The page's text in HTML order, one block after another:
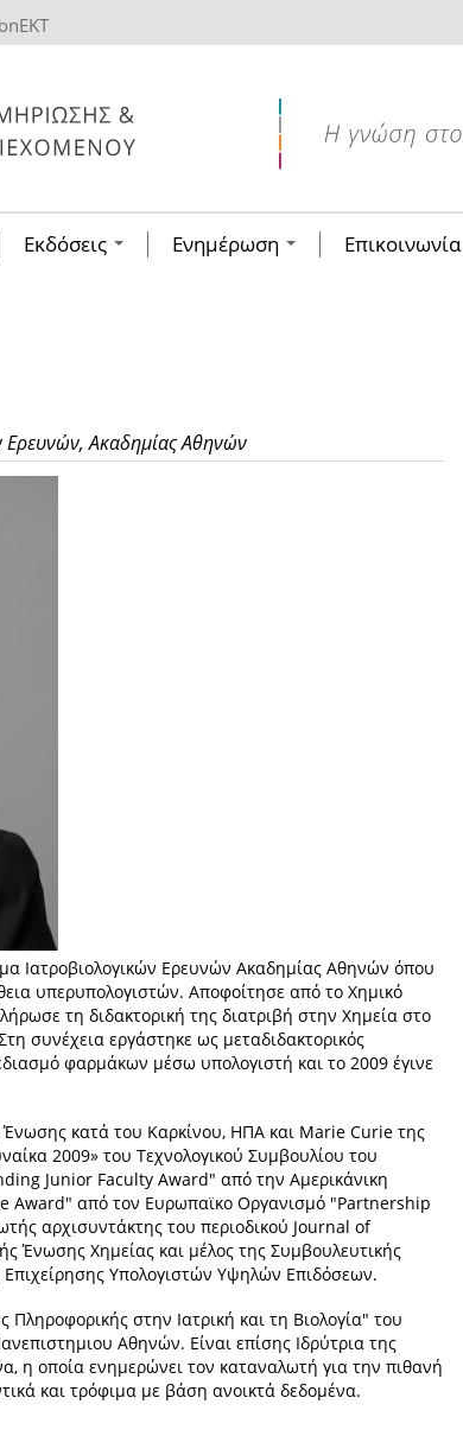
Εκδόσεις Ενημέρωση Επικοινωνία
Ερευνών, Ακαδημίας Αθηνών
Ιατροβιολογικών Ερευνών Ακαδημίας Αθηνών όπου
υπερυπολογιστών. Αποφοίτησε από το Χημικό
τη διδακτορική της διατριβή στην Χημεία στο
συνέχεια εργάστηκε ως μεταδιδακτορικός
φαρμάκων μέσω υπολογιστή και το 2009 έγινε
Ένωσης κατά του Καρκίνου, ΗΠΑ και Marie Curie της
2009» του Τεχνολογικού Συμβουλίου του
Junior Faculty Award" από την Αμερικάνικη
Award" από τον Ευρωπαϊκο Οργανισμό "Partnership
αρχισυντάκτης του περιοδικού Journal of
Ένωσης Χημείας και μέλος της Συμβουλευτικής
Υπολογιστών Υψηλών Επιδόσεων.
στην Ιατρική και τη Βιολογία" του
Αθηνών. Είναι επίσης Ιδρύτρια της
η οποία ενημερώνει τον καταναλωτή για την πιθανή
και τρόφιμα με βάση ανοικτά δεδομένα.